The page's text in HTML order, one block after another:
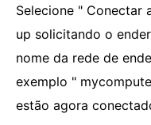
Selecione " Conectar
up solicitando o
nome da rede de
exemplo "
estão agora